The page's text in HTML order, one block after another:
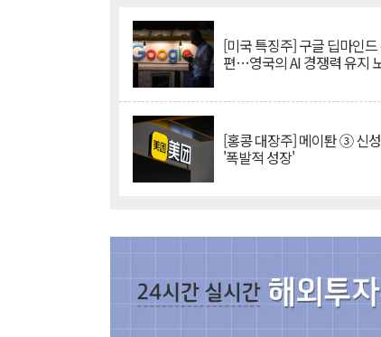
[미국 특징주] 구글 딥마인
편…영국의 AI 경쟁력 유지
[홍콩 대장주] 메이퇀 ③ 신
'폭발적 성장'